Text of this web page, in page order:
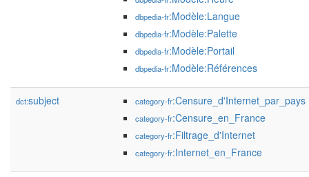
dbpedia-fr:Modèle:Langue
dbpedia-fr:Modèle:Palette
dbpedia-fr:Modèle:Portail
dbpedia-fr:Modèle:Références
dct:subject category-fr:Censure_d'Internet_par_pays
category-fr:Censure_en_France
category-fr:Filtrage_d'Internet
category-fr:Internet_en_France